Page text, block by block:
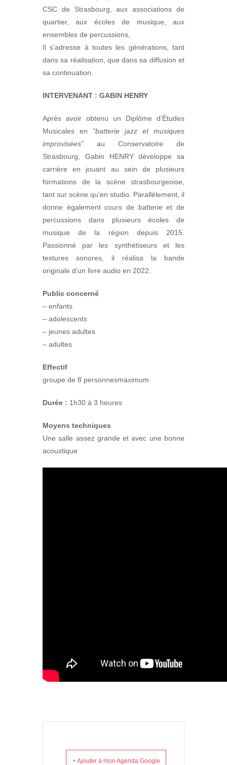
CSC de Strasbourg, aux associations de
quartier, aux écoles de musique, aux
ensembles de percussions,
Il s’adresse à toutes les générations, tant
dans sa réalisation, que dans sa diffusion et
sa continuation.
INTERVENANT : GABIN HENRY
Après avoir obtenu un Diplôme d’Études
Musicales en “batterie jazz et musiques
improvisées” au Conservatoire de
Strasbourg, Gabin HENRY développe sa
carrière en jouant au sein de plusieurs
formations de la scène strasbourgeoise,
tant sur scène qu’en studio. Parallèlement, il
donne également cours de batterie et de
percussions dans plusieurs écoles de
musique de la région depuis 2015.
Passionné par les synthétiseurs et les
textures sonores, il réalisa la bande
originale d’un livre audio en 2022.
Public concerné
– enfants
– adolescents
– jeunes adultes
– adultes
Effectif
groupe de 8 personnesmaximum
Durée : 1h30 à 3 heures
Moyens techniques
Une salle assez grande et avec une bonne
acoustique
+ Ajouter à mon Agenda Google